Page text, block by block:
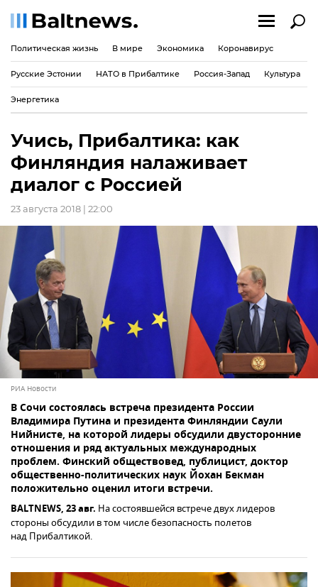
Политическая жизнь В мире Экономика Коронавирус
Русские Эстонии НАТО в Прибалтике Россия-Запад Культура
Энергетика
Учись, Прибалтика: как
Финляндия налаживает
диалог с Россией
23 августа 2018 | 22:00
РИА Новости
В Сочи состоялась встреча президента России
Владимира Путина и президента Финляндии Саули
Нийнисте, на которой лидеры обсудили двусторонние
отношения и ряд актуальных международных
проблем. Финский обществовед, публицист, доктор
общественно-политических наук Йохан Бекман
положительно оценил итоги встречи.
BALTNEWS, 23 авг. На состоявшейся встрече двух лидеров
стороны обсудили в том числе безопасность полетов
над Прибалтикой.